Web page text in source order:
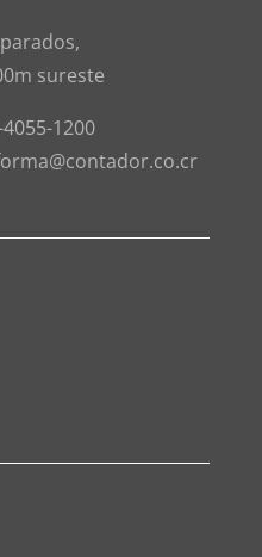
sureste
1200